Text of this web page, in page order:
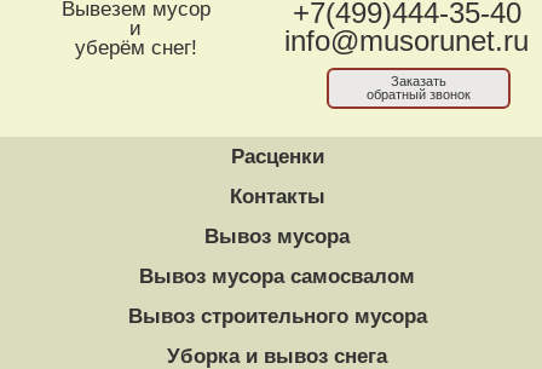
Вывезем мусор
и
уберём снег!
+7(499)444-35-40
info@musorunet.ru
Заказать
обратный звонок
Расценки
Контакты
Вывоз мусора
Вывоз мусора самосвалом
Вывоз строительного мусора
Уборка и вывоз снега